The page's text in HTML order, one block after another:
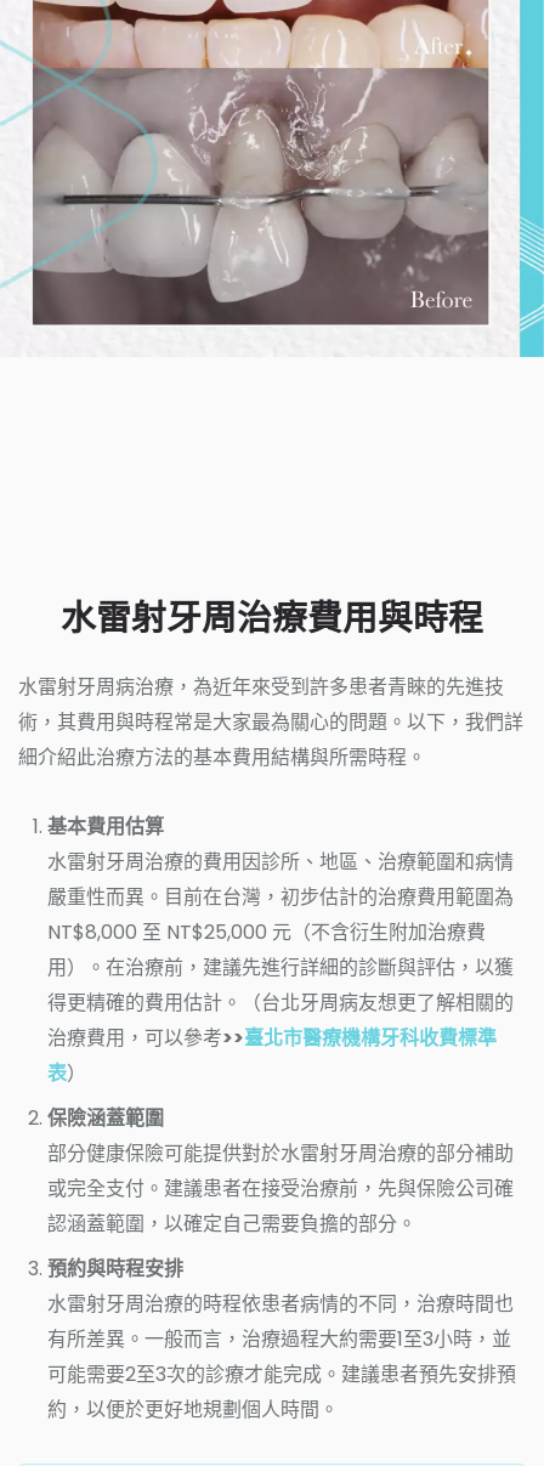
水雷射牙周治療費用與時程
水雷射牙周病治療，為近年來受到許多患者青睞的先進技
術，其費用與時程常是大家最為關心的問題。以下，我們詳
細介紹此治療方法的基本費用結構與所需時程。
基本費用估算
水雷射牙周治療的費用因診所、地區、治療範圍和病情
嚴重性而異。目前在台灣，初步估計的治療費用範圍為
NT$8,000 至 NT$25,000 元（不含衍生附加治療費
用）。在治療前，建議先進行詳細的診斷與評估，以獲
得更精確的費用估計。（台北牙周病友想更了解相關的
治療費用，可以參考>>臺北市醫療機構牙科收費標準
表）
保險涵蓋範圍
部分健康保險可能提供對於水雷射牙周治療的部分補助
或完全支付。建議患者在接受治療前，先與保險公司確
認涵蓋範圍，以確定自己需要負擔的部分。
預約與時程安排
水雷射牙周治療的時程依患者病情的不同，治療時間也
有所差異。一般而言，治療過程大約需要1至3小時，並
可能需要2至3次的診療才能完成。建議患者預先安排預
約，以便於更好地規劃個人時間。